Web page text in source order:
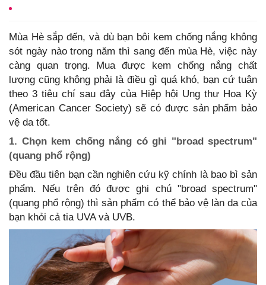
Mùa Hè sắp đến, và dù bạn bôi kem chống nắng không
sót ngày nào trong năm thì sang đến mùa Hè, việc này
càng quan trọng. Mua được kem chống nắng chất
lượng cũng không phải là điều gì quá khó, bạn cứ tuân
theo 3 tiêu chí sau đây của Hiệp hội Ung thư Hoa Kỳ
(American Cancer Society) sẽ có được sản phẩm bảo
vệ da tốt.
1. Chọn kem chống nắng có ghi "broad spectrum"
(quang phổ rộng)
Đều đầu tiên bạn cần nghiên cứu kỹ chính là bao bì sản
phẩm. Nếu trên đó được ghi chú "broad spectrum"
(quang phổ rộng) thì sản phẩm có thể bảo vệ làn da của
bạn khỏi cả tia UVA và UVB.